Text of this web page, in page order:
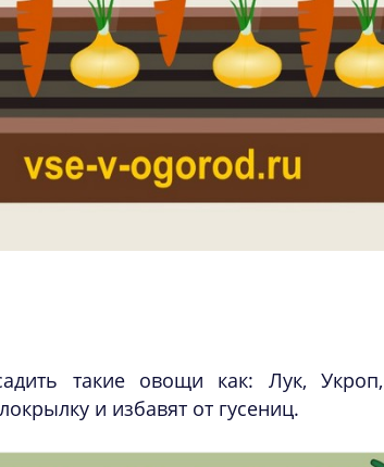
такие овощи как: Лук, Укроп,
и избавят от гусениц.